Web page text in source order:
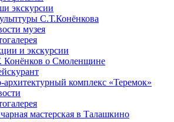
экскурсии
С.Т.Конёнкова
музея
и экскурсии
Конёнков о Смоленщине
архитектурный комплекс «Теремок»
мастерская в Талашкино